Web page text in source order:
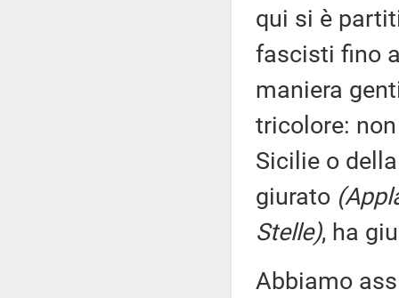
qui si è
fascisti fino
maniera
tricolore:
Sicilie o
giurato
Stelle), ha
Abbiamo